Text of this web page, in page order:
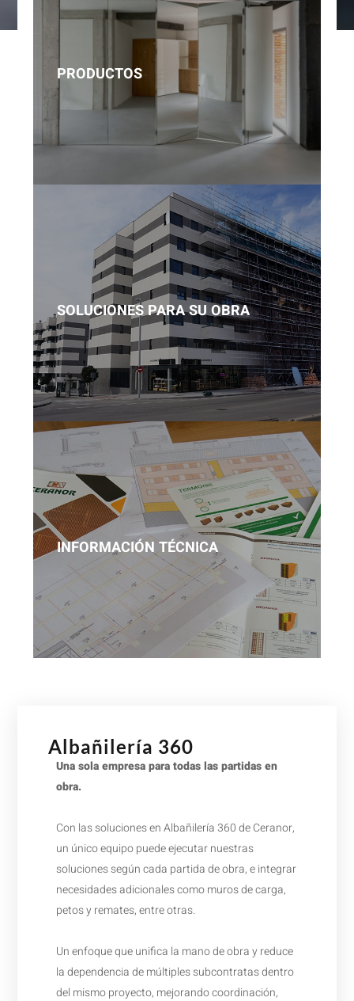
PRODUCTOS
SOLUCIONES PARA SU OBRA
INFORMACIÓN TÉCNICA
Albañilería 360
Una sola empresa para todas las partidas en
obra.
Con las soluciones en Albañilería 360 de Ceranor,
un único equipo puede ejecutar nuestras
soluciones según cada partida de obra, e integrar
necesidades adicionales como muros de carga,
petos y remates, entre otras.
Un enfoque que unifica la mano de obra y reduce
la dependencia de múltiples subcontratas dentro
del mismo proyecto, mejorando coordinación,